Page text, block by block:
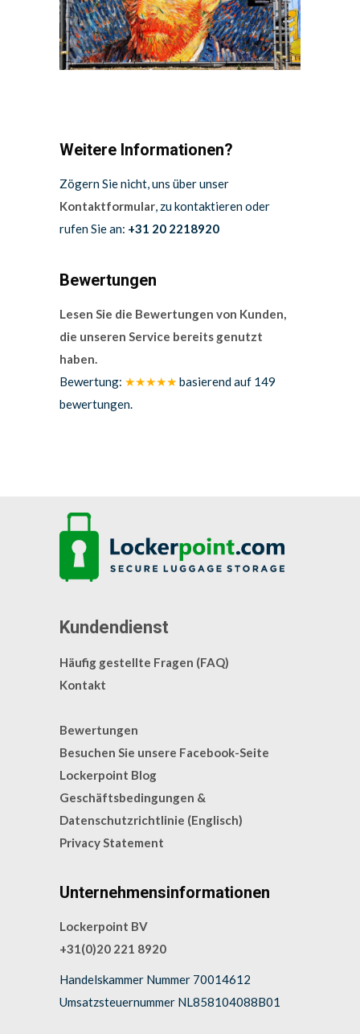
Weitere Informationen?
Zögern Sie nicht, uns über unser
Kontaktformular, zu kontaktieren oder
rufen Sie an: +31 20 2218920
Bewertungen
Lesen Sie die Bewertungen von Kunden,
die unseren Service bereits genutzt
haben.
Bewertung: ★★★★★ basierend auf 149
bewertungen.
Kundendienst
Häufig gestellte Fragen (FAQ)
Kontakt
Bewertungen
Besuchen Sie unsere Facebook-Seite
Lockerpoint Blog
Geschäftsbedingungen &
Datenschutzrichtlinie (Englisch)
Privacy Statement
Unternehmensinformationen
Lockerpoint BV
+31(0)20 221 8920
Handelskammer Nummer 70014612
Umsatzsteuernummer NL858104088B01